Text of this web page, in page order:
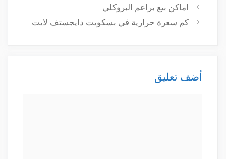
اماكن بيع براعم البروكلي
كم سعرة حرارية في بسكويت دايجستف لايت
أضف تعليق